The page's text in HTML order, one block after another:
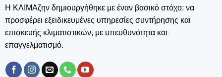
Η ΚΛΙΜΑζην δημιουργήθηκε με έναν βασικό στόχο: να
προσφέρει εξειδικευμένες υπηρεσίες συντήρησης και
επισκευής κλιματιστικών, με υπευθυνότητα και
επαγγελματισμό.